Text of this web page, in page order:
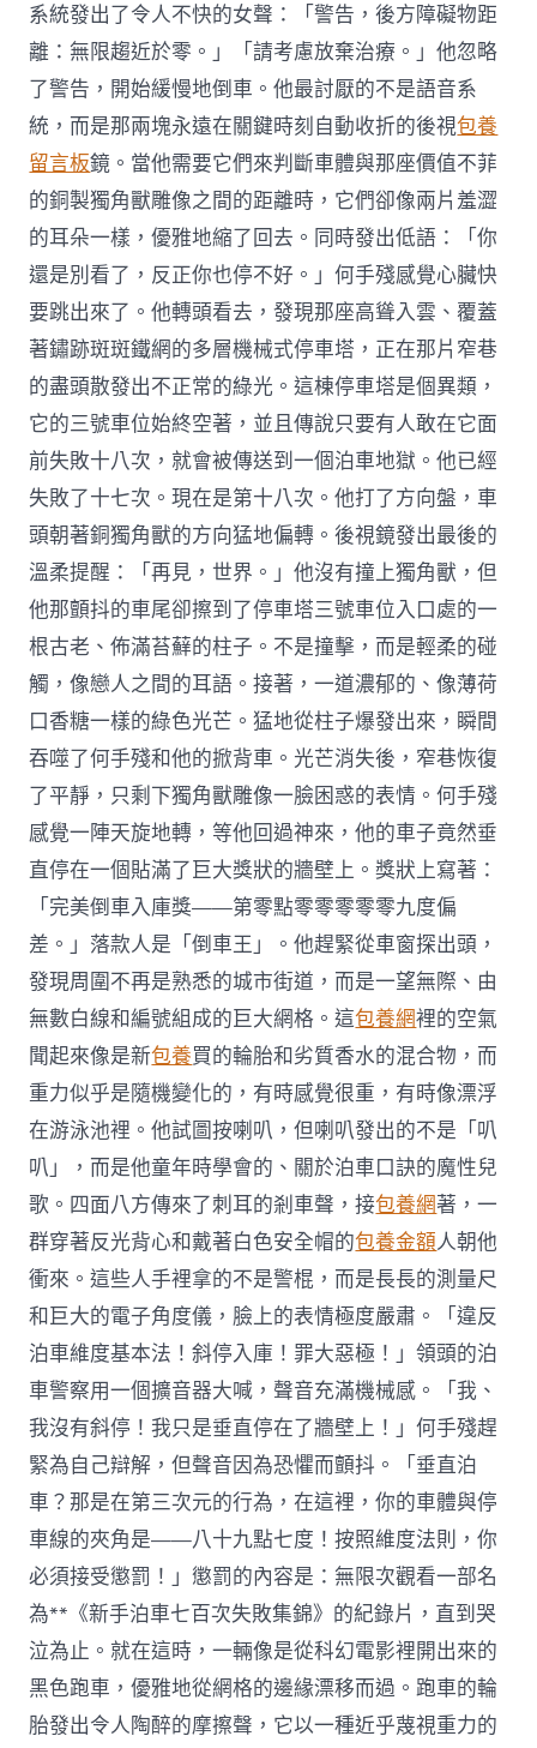
系統發出了令人不快的女聲：「警告，後方障礙物距
離：無限趨近於零。」「請考慮放棄治療。」他忽略
了警告，開始緩慢地倒車。他最討厭的不是語音系
統，而是那兩塊永遠在關鍵時刻自動收折的後視包養
留言板鏡。當他需要它們來判斷車體與那座價值不菲
的銅製獨角獸雕像之間的距離時，它們卻像兩片羞澀
的耳朵一樣，優雅地縮了回去。同時發出低語：「你
還是別看了，反正你也停不好。」何手殘感覺心臟快
要跳出來了。他轉頭看去，發現那座高聳入雲、覆蓋
著鏽跡斑斑鐵網的多層機械式停車塔，正在那片窄巷
的盡頭散發出不正常的綠光。這棟停車塔是個異類，
它的三號車位始終空著，並且傳說只要有人敢在它面
前失敗十八次，就會被傳送到一個泊車地獄。他已經
失敗了十七次。現在是第十八次。他打了方向盤，車
頭朝著銅獨角獸的方向猛地偏轉。後視鏡發出最後的
溫柔提醒：「再見，世界。」他沒有撞上獨角獸，但
他那顫抖的車尾卻擦到了停車塔三號車位入口處的一
根古老、佈滿苔蘚的柱子。不是撞擊，而是輕柔的碰
觸，像戀人之間的耳語。接著，一道濃郁的、像薄荷
口香糖一樣的綠色光芒。猛地從柱子爆發出來，瞬間
吞噬了何手殘和他的掀背車。光芒消失後，窄巷恢復
了平靜，只剩下獨角獸雕像一臉困惑的表情。何手殘
感覺一陣天旋地轉，等他回過神來，他的車子竟然垂
直停在一個貼滿了巨大獎狀的牆壁上。獎狀上寫著：
「完美倒車入庫獎——第零點零零零零零九度偏
差。」落款人是「倒車王」。他趕緊從車窗探出頭，
發現周圍不再是熟悉的城市街道，而是一望無際、由
無數白線和編號組成的巨大網格。這包養網裡的空氣
聞起來像是新包養買的輪胎和劣質香水的混合物，而
重力似乎是隨機變化的，有時感覺很重，有時像漂浮
在游泳池裡。他試圖按喇叭，但喇叭發出的不是「叭
叭」，而是他童年時學會的、關於泊車口訣的魔性兒
歌。四面八方傳來了刺耳的剎車聲，接包養網著，一
群穿著反光背心和戴著白色安全帽的包養金額人朝他
衝來。這些人手裡拿的不是警棍，而是長長的測量尺
和巨大的電子角度儀，臉上的表情極度嚴肅。「違反
泊車維度基本法！斜停入庫！罪大惡極！」領頭的泊
車警察用一個擴音器大喊，聲音充滿機械感。「我、
我沒有斜停！我只是垂直停在了牆壁上！」何手殘趕
緊為自己辯解，但聲音因為恐懼而顫抖。「垂直泊
車？那是在第三次元的行為，在這裡，你的車體與停
車線的夾角是——八十九點七度！按照維度法則，你
必須接受懲罰！」懲罰的內容是：無限次觀看一部名
為**《新手泊車七百次失敗集錦》的紀錄片，直到哭
泣為止。就在這時，一輛像是從科幻電影裡開出來的
黑色跑車，優雅地從網格的邊緣漂移而過。跑車的輪
胎發出令人陶醉的摩擦聲，它以一種近乎蔑視重力的